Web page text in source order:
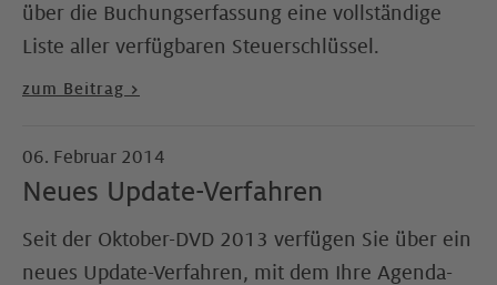
über die Buchungserfassung eine vollständige
Liste aller verfügbaren Steuerschlüssel.
zum Beitrag >
06. Februar 2014
Neues Update-Verfahren
Seit der Oktober-DVD 2013 verfügen Sie über ein
neues Update-Verfahren, mit dem Ihre Agenda-